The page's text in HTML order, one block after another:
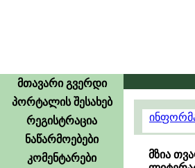
მთავარი გვერდი
პორტალის შესახებ
რეგისტრაცია
ნაწარმოებები
კომენტარები
მზია